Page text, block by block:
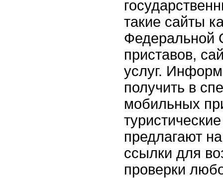
такие сайты
Федеральной
приставов,
услуг.
получить в
мобильных
предлагают
ссылки для
проверки